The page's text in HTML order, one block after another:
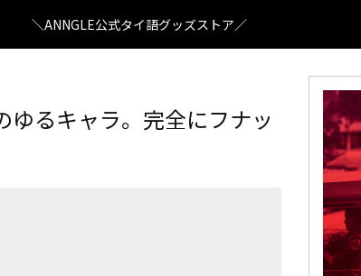
＼ANNGLE公式タイ語グッズストア／
るキャラ。完全にフナッ